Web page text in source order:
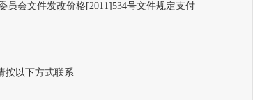
员会文件发改价格[2011]534号文件规定支付
以下方式联系